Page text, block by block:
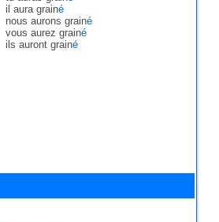
il aura grainé
nous aurons grainé
vous aurez grainé
ils auront grainé